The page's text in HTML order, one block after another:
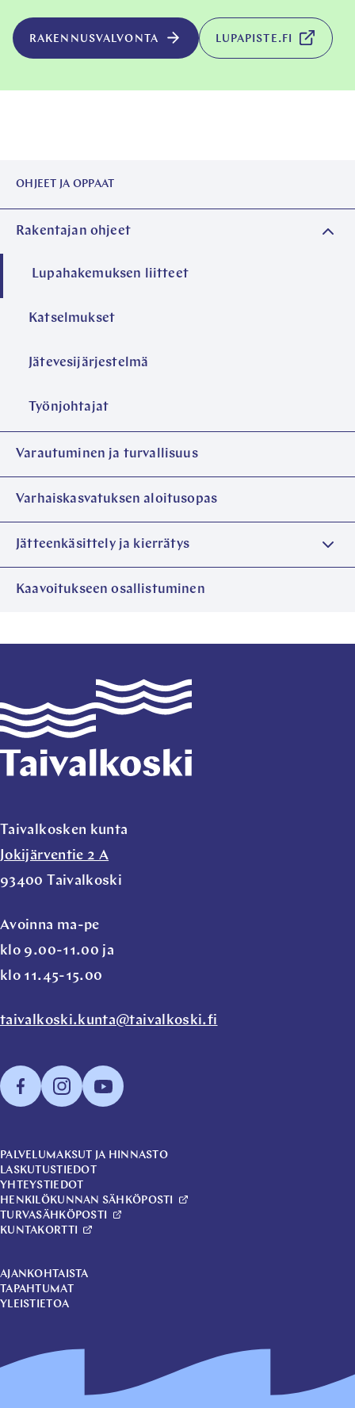
RAKENNUSVALVONTA LUPAPISTE.FI
AVAUTUU
UUTEEN
OHJEET JA OPPAAT
Rakentajan ohjeet
Lupahakemuksen liitteet
Katselmukset
Jätevesijärjestelmä
Työnjohtajat
Varautuminen ja turvallisuus
Varhaiskasvatuksen aloitusopas
Jätteenkäsittely ja kierrätys
Kaavoitukseen osallistuminen
Taivalkosken kunta
Jokijärventie 2 A
93400 Taivalkoski
Avoinna ma-pe
klo 9.00-11.00 ja
klo 11.45-15.00
taivalkoski.kunta@taivalkoski.fi
PALVELUMAKSUT JA HINNASTO
LASKUTUSTIEDOT
YHTEYSTIEDOT
HENKILÖKUNNAN SÄHKÖPOSTI
TURVASÄHKÖPOSTI
KUNTAKORTTI
AJANKOHTAISTA
TAPAHTUMAT
YLEISTIETOA